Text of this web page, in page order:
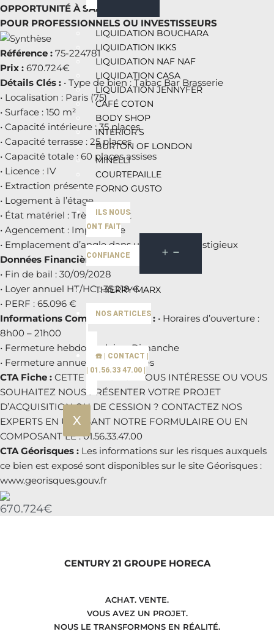
LIQUIDATION BOUCHARA
LIQUIDATION IKKS
LIQUIDATION NAF NAF
LIQUIDATION CASA
LIQUIDATION JENNYFER
CAFÉ COTON
BODY SHOP
INTERIOR’S
BURTON OF LONDON
MINELLI
COURTEPAILLE
FORNO GUSTO
ILS NOUS
ONT FAIT
CONFIANCE
THIERRY MARX
NOS ARTICLES
☎️ | CONTACT |
| 01.56.33 47.00 |
X
OPPORTUNITÉ À SAISIR
POUR PROFESSIONNELS OU INVESTISSEURS
Référence : 75-224781
Prix : 670.724€
Détails Clés : • Type de bien : Tabac Bar Brasserie
• Localisation : Paris (75)
• Surface : 150 m²
• Capacité intérieure : 35 places
• Capacité terrasse : 25 places
• Capacité totale : 60 places assises
• Licence : IV
• Extraction présente
• Logement à l’étage
• État matériel : Très bon état
• Agencement : Impeccable
• Emplacement d’angle dans un quartier prestigieux
Données Financières :• Type de bail : 3/6/9
• Fin de bail : 30/09/2028
• Loyer annuel HT/HC : 35.218 €
• PERF : 65.096 €
Informations Complémentaires : • Horaires d’ouverture :
8h00 – 21h00
• Fermeture hebdomadaire : Dimanche
• Fermeture annuelle : 5 semaines
CTA Fiche : CETTE ANNONCE VOUS INTÉRESSE OU VOUS
SOUHAITEZ NOUS PRÉSENTER VOTRE PROJET
D’ACQUISITION OU DE CESSION ? CONTACTEZ NOS
EXPERTS EN UTILISANT NOTRE FORMULAIRE OU EN
COMPOSANT LE : 01.56.33.47.00
CTA Géorisques : Les informations sur les risques auxquels
ce bien est exposé sont disponibles sur le site Géorisques :
www.georisques.gouv.fr
670.724€
CENTURY 21 GROUPE HORECA
ACHAT. VENTE.
VOUS AVEZ UN PROJET.
NOUS LE TRANSFORMONS EN RÉALITÉ.